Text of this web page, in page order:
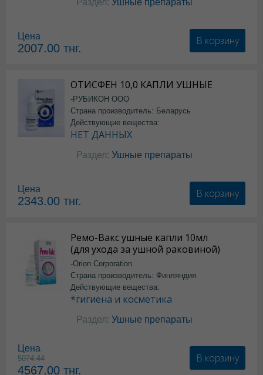
Цена
2007.00 тнг.
В корзину
ОТИСФЕН 10,0 КАПЛИ УШНЫЕ
-РУБИКОН ООО
Страна производитель: Беларусь
Действующие вещества:
НЕТ ДАННЫХ
Раздел: Ушные препараты
Цена
2343.00 тнг.
В корзину
Ремо-Вакс ушные капли 10мл
(для ухода за ушной раковиной)
-Orion Corporation
Страна производитель: Финляндия
Действующие вещества:
*гигиена и косметика
Раздел: Ушные препараты
Цена
5074.44
4567.00 тнг.
В корзину